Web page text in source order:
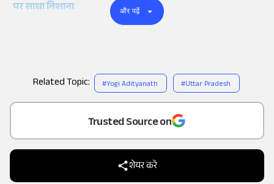
Add
as a
Trusted Source on
शेयर करें
पर साधा निशाना
और पढ़ें
Related Topic: #Yogi Adityanath #Uttar Pradesh